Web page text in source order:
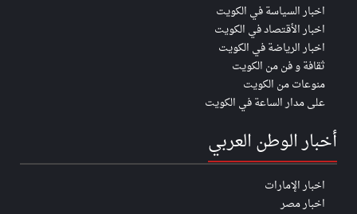
اخبار السياسة في الكويت
اخبار الأقتصاد في الكويت
اخبار الرياضة في الكويت
ثقافة و فن من الكويت
منوعات من الكويت
على مدار الساعة في الكويت
أخبار الوطن العربي
اخبار الإمارات
اخبار مصر